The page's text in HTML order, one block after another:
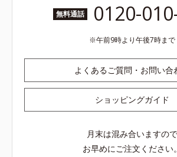
無料通話 0120-
午前9時より午後7時まで
よくあるご質問・お問い合
ショッピングガイド
月末は混み合いますので
お早めにご注文ください。